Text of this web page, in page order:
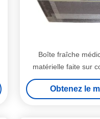
Boîte fraîche
matérielle faite sur
pour le
Obtenez le